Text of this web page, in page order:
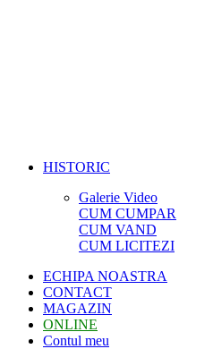
HISTORIC
Galerie Video
CUM CUMPAR
CUM VAND
CUM LICITEZI
ECHIPA NOASTRA
CONTACT
MAGAZIN
ONLINE
Contul meu